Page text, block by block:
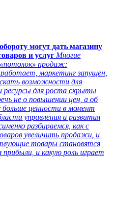
могут дать магазину
и услуг Многие
«потолок» продаж:
маркетинг запущен,
возможности для
ресурсы для роста скрыты
не о повышении цен, а об
ценности в момент
управления и развития
разбираемся, как с
увеличить продажи, и
товары становятся
и какую роль играет